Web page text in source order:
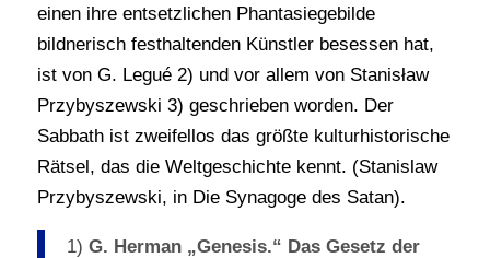
einen ihre entsetzlichen Phantasiegebilde
bildnerisch festhaltenden Künstler besessen hat,
ist von G. Legué 2) und vor allem von Stanisław
Przybyszewski 3) geschrieben worden. Der
Sabbath ist zweifellos das größte kulturhistorische
Rätsel, das die Weltgeschichte kennt. (Stanislaw
Przybyszewski, in Die Synagoge des Satan).
1) G. Herman „Genesis.“ Das Gesetz der